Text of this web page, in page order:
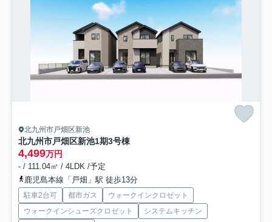
北九州市戸畑区新池
北九州市戸畑区新池1期3号棟
4,499万円
- / 111.04㎡ / 4LDK /予定
鹿児島本線「戸畑」駅 徒歩13分
駐車2台可 都市ガス
ウォークインクロゼット
ウォークインシューズクロゼット
システムキッチン